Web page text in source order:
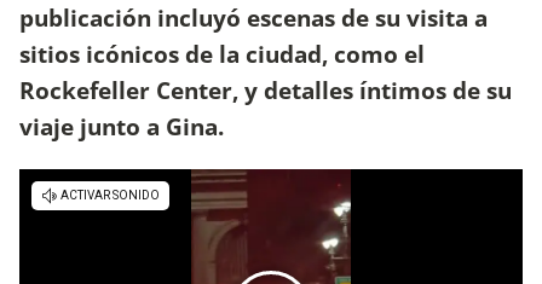
publicación incluyó escenas de su visita a
sitios icónicos de la ciudad, como el
Rockefeller Center, y detalles íntimos de su
viaje junto a Gina.